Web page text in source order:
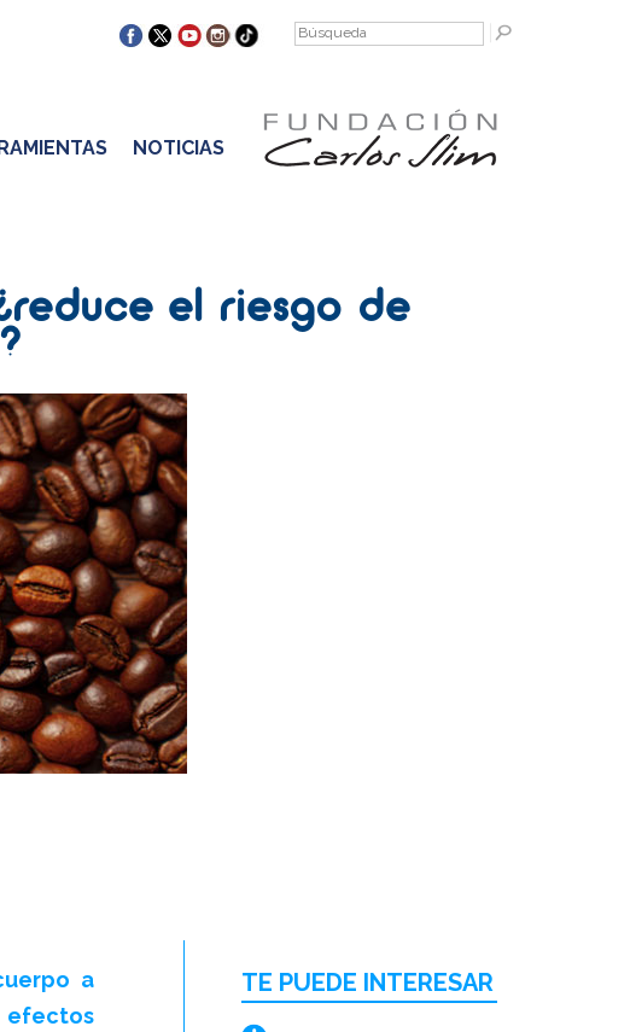
NOTICIAS
el riesgo de
a
efectos
TE PUEDE INTERESAR